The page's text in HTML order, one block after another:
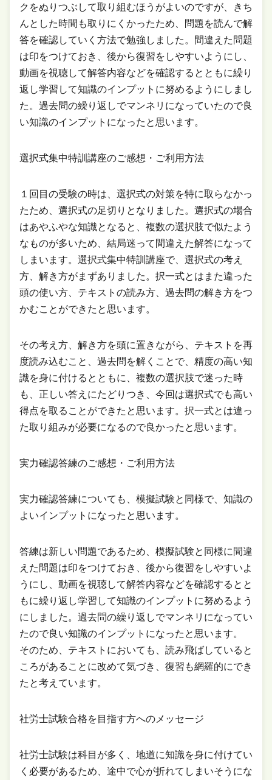
クをぬりつぶして取り組むほうがよいのですが、きち
んとした時間も取りにくかったため、問題を読んで解
答を確認していく方法で勉強しました。間違えた問題
は印をつけておき、後から復習をしやすいようにし、
動画を視聴して解答内容などを確認するとともに繰り
返し学習して知識のインプットに努めるようにしまし
た。過去問の繰り返しでマンネリになっていたので良
い知識のインプットになったと思います。
選択式集中特訓講座のご感想・ご利用方法
１回目の受験の時は、選択式の対策を特に取らなかっ
たため、選択式の足切りとなりました。選択式の場合
はあやふやな知識となると、複数の選択肢で似たよう
なものが多いため、結局迷って間違えた解答になって
しまいます。選択式集中特訓講座で、選択式の考え
方、解き方がまずありました。択一式とはまた違った
頭の使い方、テキストの読み方、過去問の解き方をつ
かむことができたと思います。
その考え方、解き方を頭に置きながら、テキストを再
度読み込むこと、過去問を解くことで、精度の高い知
識を身に付けるとともに、複数の選択肢で迷った時
も、正しい答えにたどりつき、今回は選択式でも高い
得点を取ることができたと思います。択一式とは違っ
た取り組みが必要になるので良かったと思います。
実力確認答練のご感想・ご利用方法
実力確認答練についても、模擬試験と同様で、知識の
よいインプットになったと思います。
答練は新しい問題であるため、模擬試験と同様に間違
えた問題は印をつけておき、後から復習をしやすいよ
うにし、動画を視聴して解答内容などを確認するとと
もに繰り返し学習して知識のインプットに努めるよう
にしました。過去問の繰り返しでマンネリになってい
たので良い知識のインプットになったと思います。
そのため、テキストにおいても、読み飛ばしていると
ころがあることに改めて気づき、復習も網羅的にでき
たと考えています。
社労士試験合格を目指す方へのメッセージ
社労士試験は科目が多く、地道に知識を身に付けてい
く必要があるため、途中で心が折れてしまいそうにな